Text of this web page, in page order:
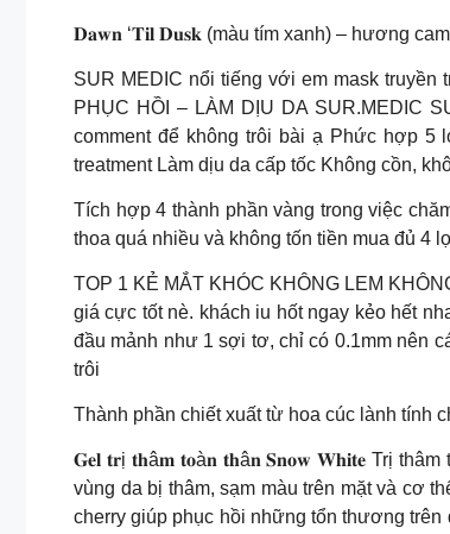
𝐃𝐚𝐰𝐧 ‘𝐓𝐢𝐥 𝐃𝐮𝐬𝐤 (màu tím xanh) – hương
SUR MEDIC nổi tiếng với em mask truyền
PHỤC HỒI – LÀM DỊU DA SUR.MEDIC
comment để không trôi bài ạ Phức hợp 5
treatment Làm dịu da cấp tốc Không cồn,
Tích hợp 4 thành phần vàng trong việc
thoa quá nhiều và không tốn tiền mua đủ 4
TOP 1 KẺ MẮT KHÓC KHÔNG LEM
giá cực tốt nè. khách iu hốt ngay kẻo hết
đầu mảnh như 1 sợi tơ, chỉ có 0.1mm nên
trôi
Thành phần chiết xuất từ hoa cúc lành tính
𝐆𝐞𝐥 𝐭𝐫ị 𝐭𝐡â𝐦 𝐭𝐨à𝐧 𝐭𝐡â𝐧 𝐒𝐧𝐨𝐰 𝐖𝐡𝐢𝐭𝐞 Trị
vùng da bị thâm, sạm màu trên mặt và cơ
cherry giúp phục hồi những tổn thương